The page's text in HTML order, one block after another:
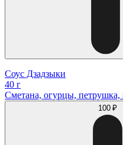
Соус Дзадзыки
40 г
Сметана, огурцы, петрушка,
100 ₽